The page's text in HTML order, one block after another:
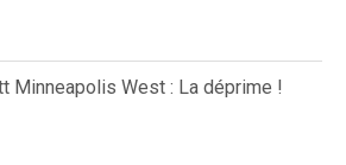
Minneapolis West : La déprime !